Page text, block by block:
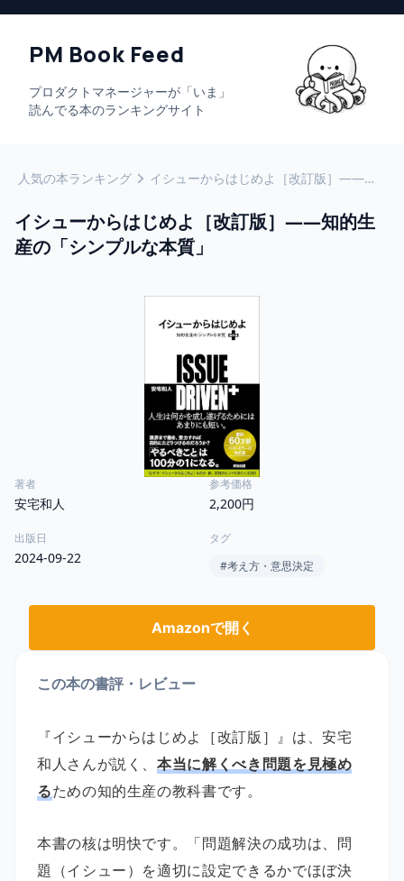
PM Book Feed
プロダクトマネージャーが「いま」
読んでる本のランキングサイト
人気の本ランキング イシューからはじめよ［改訂版］――知的生産の「シンプルな本質」
イシューからはじめよ［改訂版］――知的生
産の「シンプルな本質」
著者
安宅和人
参考価格
2,200円
出版日
2024-09-22
タグ
#考え方・意思決定
Amazonで開く
この本の書評・レビュー
『イシューからはじめよ［改訂版］』は、安宅
和人さんが説く、本当に解くべき問題を見極め
るための知的生産の教科書です。
本書の核は明快です。「問題解決の成功は、問
題（イシュー）を適切に設定できるかでほぼ決